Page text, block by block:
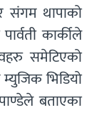
संगम थापाको
कार्कीले
समेटिएको
भिडियो
बताएका